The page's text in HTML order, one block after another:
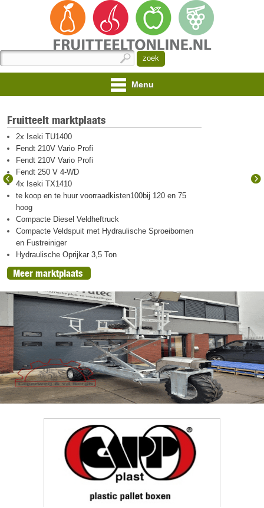
Menu
Fruitteelt marktplaats
2x Iseki TU1400
Fendt 210V Vario Profi
Fendt 210V Vario Profi
Fendt 250 V 4-WD
4x Iseki TX1410
te koop en te huur voorraadkisten100bij 120 en 75
hoog
Compacte Diesel Veldheftruck
Compacte Veldspuit met Hydraulische Sproeibomen
en Fustreiniger
Hydraulische Oprijkar 3,5 Ton
Meer marktplaats